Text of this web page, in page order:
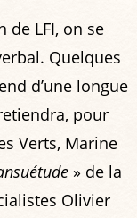
de LFI, on se
Quelques
d’une longue
pour
Verts, Marine
» de la
Olivier